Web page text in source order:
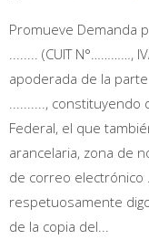
Promueve Demanda
........ (CUIT N°…………,
apoderada de la
..........,
Federal, el que
arancelaria, zona de
de correo electrónico
respetuosamente
de la copia del...